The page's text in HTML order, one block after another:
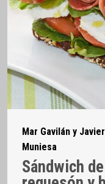
Mar Gavilán y Javier
Muniesa
Sándwich